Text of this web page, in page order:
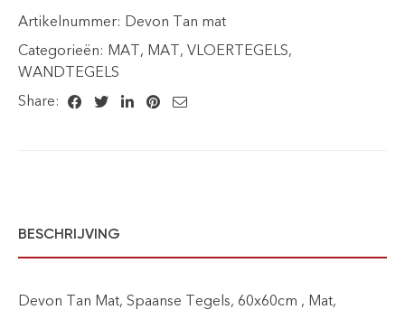
Artikelnummer: Devon Tan mat
Categorieën: MAT, MAT, VLOERTEGELS,
WANDTEGELS
Share:
BESCHRIJVING
Devon Tan Mat, Spaanse Tegels, 60x60cm , Mat,